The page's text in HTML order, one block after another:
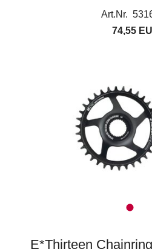
Art.Nr.
74,55
E*Thirteen